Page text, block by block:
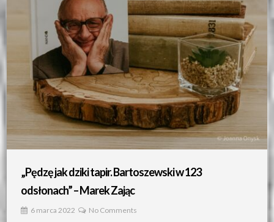
„Pędzę jak dziki tapir. Bartoszewski w 123
odsłonach” – Marek Zając
6 marca 2022 No Comments